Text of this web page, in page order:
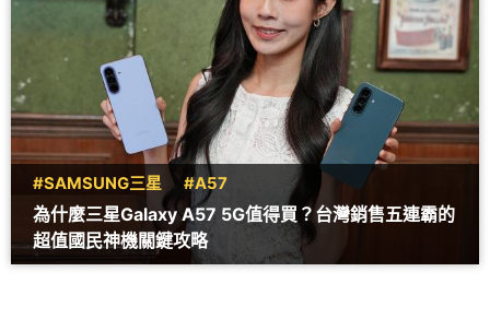
#SAMSUNG三星 #A57
為什麼三星Galaxy A57 5G值得買？台灣銷售五連霸的
超值國民神機關鍵攻略